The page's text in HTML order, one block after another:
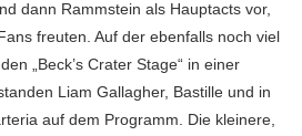
dann Rammstein als Hauptacts vor,
freuten. Auf der ebenfalls noch viel
„Beck’s Crater Stage“ in einer
Liam Gallagher, Bastille und in
auf dem Programm. Die kleinere,